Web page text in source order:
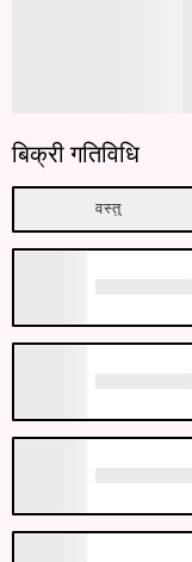
बिक्री गतिविधि
वस्तु